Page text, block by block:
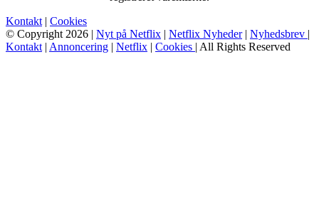
Kontakt | Cookies
© Copyright 2026 | Nyt på Netflix | Netflix Nyheder| Nyhedsbrev |
Kontakt | Annoncering | Netflix | Cookies | All Rights Reserved